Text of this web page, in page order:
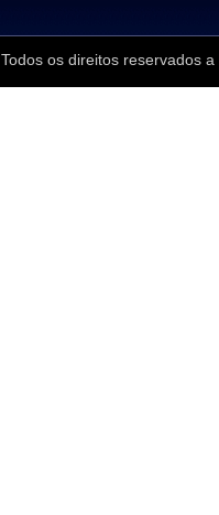
Todos os direitos reservados a